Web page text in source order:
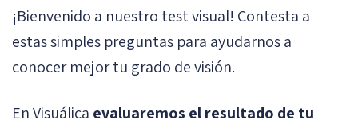
¡Bienvenido a nuestro test visual! Contesta a
estas simples preguntas para ayudarnos a
conocer mejor tu grado de visión.
En Visuálica evaluaremos el resultado de tu